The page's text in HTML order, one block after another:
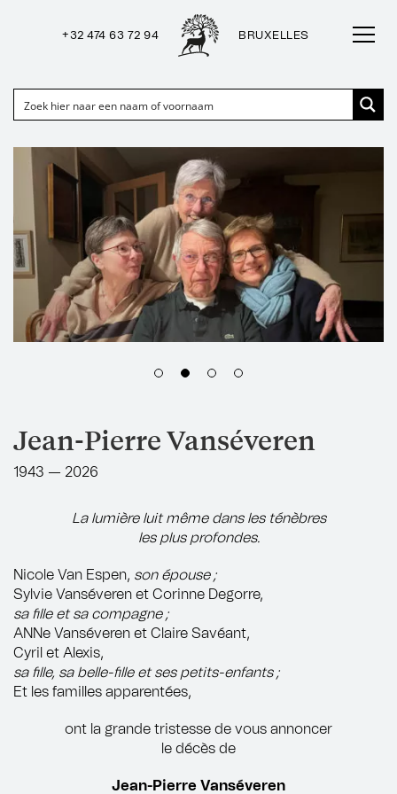
+32 474 63 72 94 BRUXELLES
Jean-Pierre Vanséveren
1943 — 2026
La lumière luit même dans les ténèbres
les plus profondes.
Nicole Van Espen, son épouse ;
Sylvie Vanséveren et Corinne Degorre,
sa fille et sa compagne ;
ANNe Vanséveren et Claire Savéant,
Cyril et Alexis,
sa fille, sa belle-fille et ses petits-enfants ;
Et les familles apparentées,
ont la grande tristesse de vous annoncer
le décès de
Jean-Pierre Vanséveren